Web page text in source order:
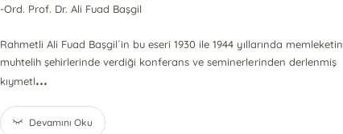
-Ord. Prof. Dr. Ali Fuad Başgil
Rahmetli Ali Fuad Başgil´in bu eseri 1930 ile 1944 yıllarında memleketin
muhtelih şehirlerinde verdiği konferans ve seminerlerinden derlenmiş
kıymetl...
Devamını Oku